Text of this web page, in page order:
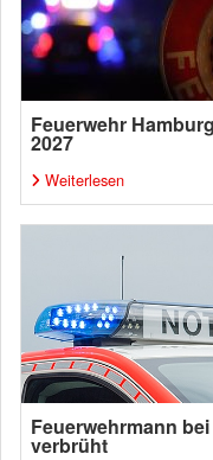
Feuerwehr
2027
Weiterlesen
Feuerwehrmann
verbrüht